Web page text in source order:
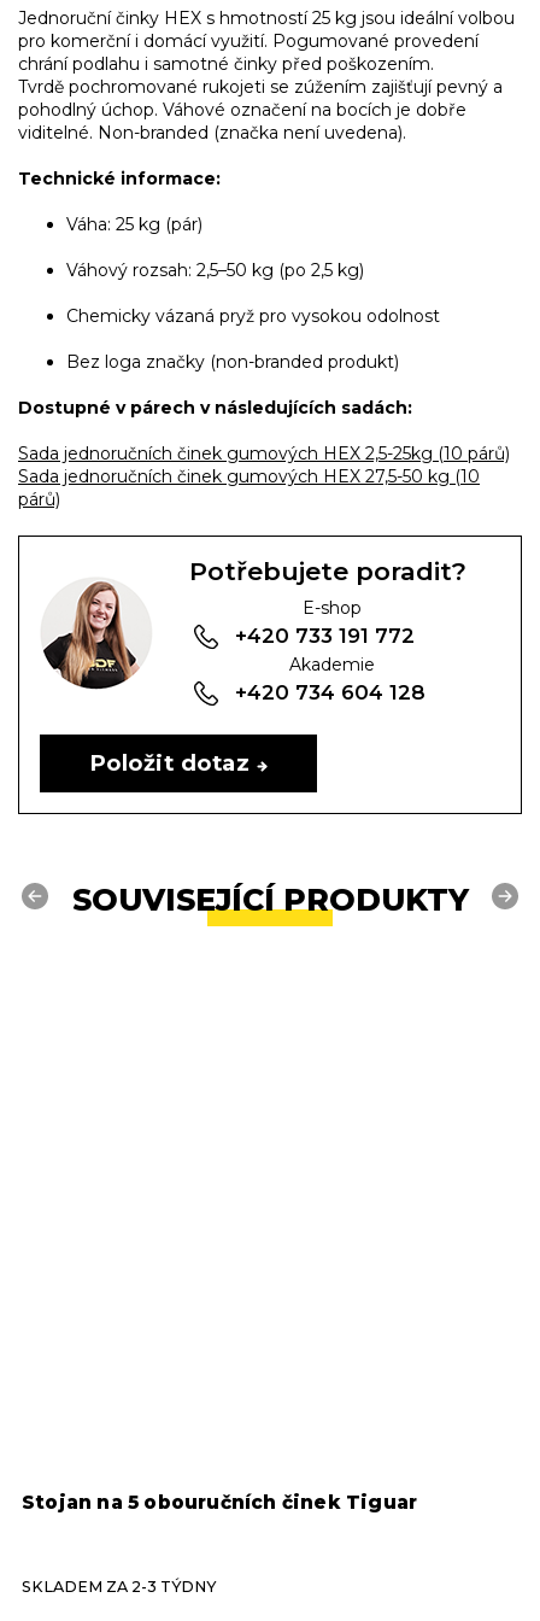
Jednoruční činky HEX s hmotností 25 kg jsou ideální volbou
pro komerční i domácí využití. Pogumované provedení
chrání podlahu i samotné činky před poškozením.
Tvrdě pochromované rukojeti se zúžením zajišťují pevný a
pohodlný úchop. Váhové označení na bocích je dobře
viditelné. Non-branded (značka není uvedena).
Technické informace:
Váha: 25 kg (pár)
Váhový rozsah: 2,5–50 kg (po 2,5 kg)
Chemicky vázaná pryž pro vysokou odolnost
Bez loga značky (non-branded produkt)
Dostupné v párech v následujících sadách:
Sada jednoručních činek gumových HEX 2,5-25kg (10 párů)
Sada jednoručních činek gumových HEX 27,5-50 kg (10
párů)
Potřebujete poradit?
E-shop
+420 733 191 772
Akademie
+420 734 604 128
Položit dotaz
SOUVISEJÍCÍ PRODUKTY
Previous
Stojan na 5 obouručních činek Tiguar
SKLADEM ZA 2-3 TÝDNY
Next